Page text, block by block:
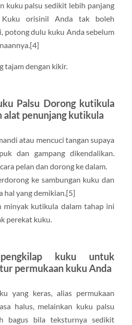
kuku palsu sedikit lebih panjang
orisinil Anda tak boleh
potong dulu kuku Anda sebelum
tajam dengan kikir.
Palsu Dorong kutikula
alat penunjang kutikula
atau mencuci tangan supaya
dan gampang dikendalikan.
pelan dan dorong ke dalam.
ke sambungan kuku dan
hal yang demikian.[5]
minyak kutikula dalam tahap ini
perekat kuku.
kuku untuk
permukaan kuku Anda
yang keras, alias permukaan
halus, melainkan kuku palsu
bagus bila teksturnya sedikit